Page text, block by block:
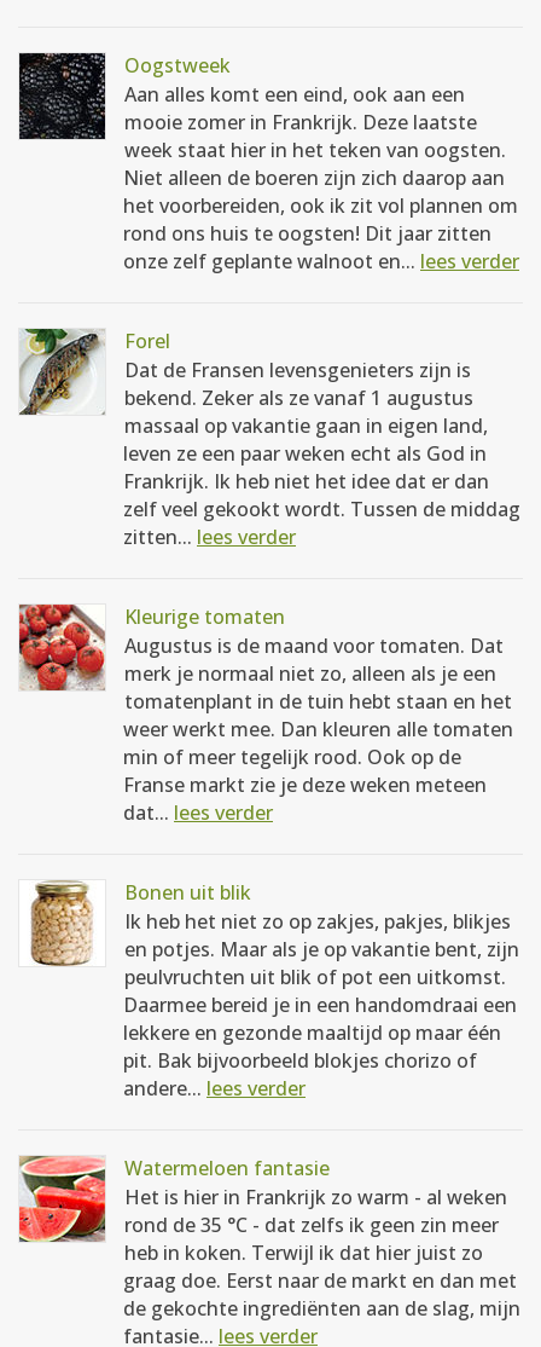
Oogstweek
Aan alles komt een eind, ook aan een
mooie zomer in Frankrijk. Deze laatste
week staat hier in het teken van oogsten.
Niet alleen de boeren zijn zich daarop aan
het voorbereiden, ook ik zit vol plannen om
rond ons huis te oogsten! Dit jaar zitten
onze zelf geplante walnoot en... lees verder
Forel
Dat de Fransen levensgenieters zijn is
bekend. Zeker als ze vanaf 1 augustus
massaal op vakantie gaan in eigen land,
leven ze een paar weken echt als God in
Frankrijk. Ik heb niet het idee dat er dan
zelf veel gekookt wordt. Tussen de middag
zitten... lees verder
Kleurige tomaten
Augustus is de maand voor tomaten. Dat
merk je normaal niet zo, alleen als je een
tomatenplant in de tuin hebt staan en het
weer werkt mee. Dan kleuren alle tomaten
min of meer tegelijk rood. Ook op de
Franse markt zie je deze weken meteen
dat... lees verder
Bonen uit blik
Ik heb het niet zo op zakjes, pakjes, blikjes
en potjes. Maar als je op vakantie bent, zijn
peulvruchten uit blik of pot een uitkomst.
Daarmee bereid je in een handomdraai een
lekkere en gezonde maaltijd op maar één
pit. Bak bijvoorbeeld blokjes chorizo of
andere... lees verder
Watermeloen fantasie
Het is hier in Frankrijk zo warm - al weken
rond de 35 °C - dat zelfs ik geen zin meer
heb in koken. Terwijl ik dat hier juist zo
graag doe. Eerst naar de markt en dan met
de gekochte ingrediënten aan de slag, mijn
fantasie... lees verder